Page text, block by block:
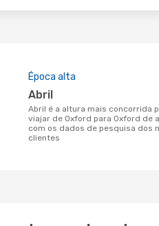
Época alta
abril
abril é a altura mais concorrida para
viajar de Oxford para Oxford de
com os dados de pesquisa dos
clientes